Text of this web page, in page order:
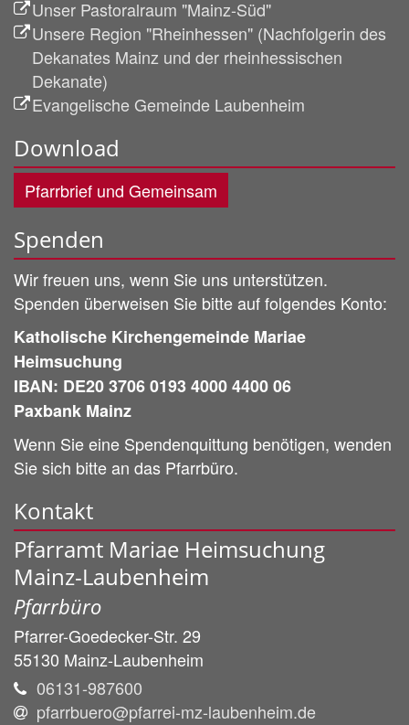
Unser Pastoralraum "Mainz-Süd"
Unsere Region "Rheinhessen" (Nachfolgerin des
Dekanates Mainz und der rheinhessischen
Dekanate)
Evangelische Gemeinde Laubenheim
Download
Pfarrbrief und Gemeinsam
Spenden
Wir freuen uns, wenn Sie uns unterstützen.
Spenden überweisen Sie bitte auf folgendes Konto:
Katholische Kirchengemeinde Mariae
Heimsuchung
IBAN: DE20 3706 0193 4000 4400 06
Paxbank Mainz
Wenn Sie eine Spendenquittung benötigen, wenden
Sie sich bitte an das Pfarrbüro.
Kontakt
Pfarramt Mariae Heimsuchung
Mainz-Laubenheim
Pfarrbüro
Pfarrer-Goedecker-Str. 29
55130 Mainz-Laubenheim
06131-987600
pfarrbuero@pfarrei-mz-laubenheim.de